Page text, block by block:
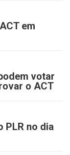
em
votar
o ACT
PLR no dia